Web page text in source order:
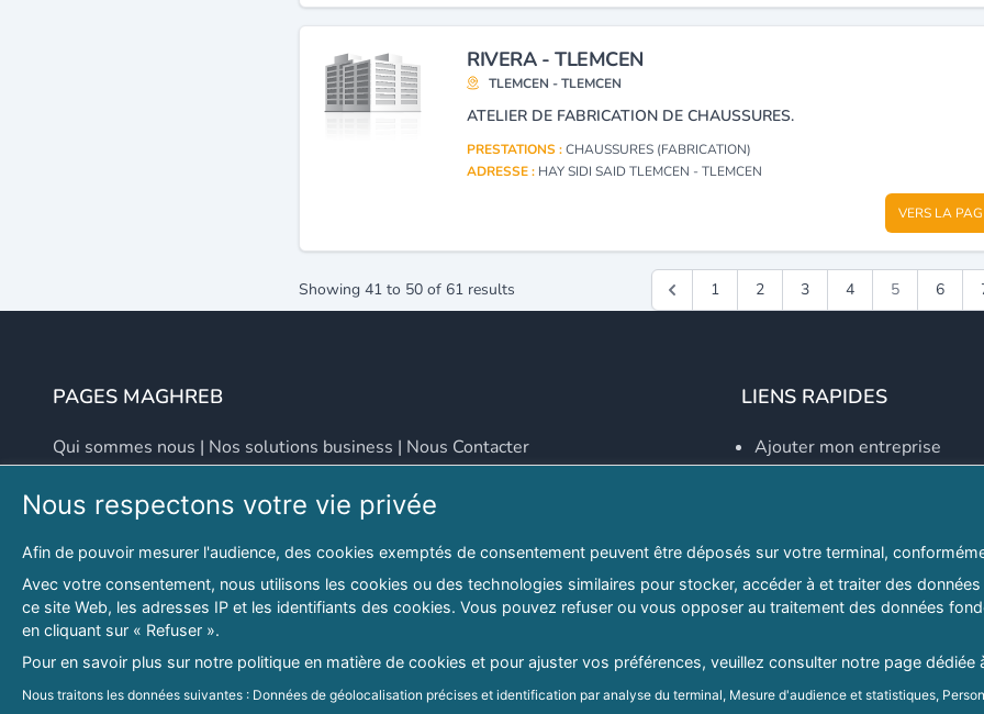
RIVERA - TLEMCEN
TLEMCEN - TLEMCEN
ATELIER DE FABRICATION DE CHAUSSURES.
PRESTATIONS :CHAUSSURES (FABRICATION)
ADRESSE : HAY SIDI SAID TLEMCEN - TLEMCEN
VERS LA
Showing 41 to 50 of 61 results 1 2 3 4 5 6
PAGES MAGHREB
Qui sommes nous | Nos solutions business | Nous Contacter
Adresse
46 LOT. PETITE PROVENCE SIDI YAHIA
Hydra, Alger (16), Algérie
Email
contact@lespagesmaghreb.com
LIENS RAPIDES
Ajouter mon entreprise
Explorer par secteurs
Explorer par willayas
Le Guide D'Alger, guide-
© 2026 PAGESMAGHREB.COM. ALL RIGHTS RESERVED Mentions légales| Conditions générales d'utilisation|Politique
Nous respectons votre vie privée
Afin de pouvoir mesurer l'audience, des cookies exemptés de consentement peuvent être déposés sur votre terminal,
Avec votre consentement, nous utilisons les cookies ou des technologies similaires pour stocker, accéder à et traiter des
ce site Web, les adresses IP et les identifiants des cookies. Vous pouvez refuser ou vous opposer au traitement des données
en cliquant sur « Refuser ».
Pour en savoir plus sur notre politique en matière de cookies et pour ajuster vos préférences, veuillez consulter notre page
Nous traitons les données suivantes : Données de géolocalisation précises et identification par analyse du terminal, Mesure d'audience et statistiques,